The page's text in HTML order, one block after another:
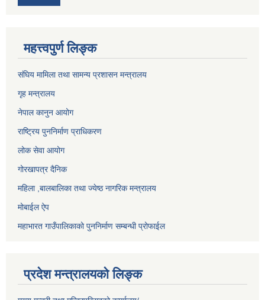
महत्त्वपुर्ण लिङ्क
संघिय मामिला तथा सामन्य प्रशासन मन्त्रालय
गृह मन्त्रालय
नेपाल कानुन आयोग
राष्ट्रिय पुननिर्माण प्राधिकरण
लोक सेवा आयोग
गोरखापत्र दैनिक
महिला ,बालबालिका तथा ज्येष्ठ नागरिक मन्त्रालय
मोबाईल ऐप
महाभारत गाउँपालिकाको पुननिर्माण सम्बन्धी प्रोफाईल
प्रदेश मन्त्रालयको लिङ्क